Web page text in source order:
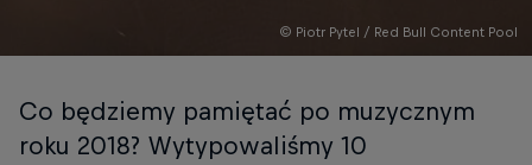
© Piotr Pytel / Red Bull Content Pool
Co będziemy pamiętać po muzycznym
roku 2018? Wytypowaliśmy 10